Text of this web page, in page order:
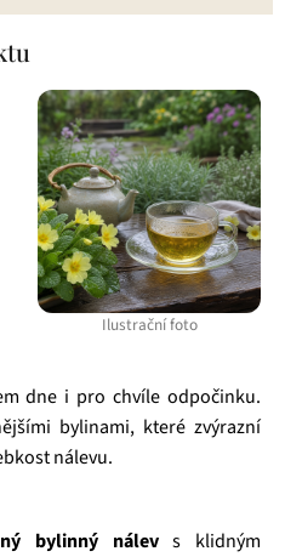
Ilustrační foto
dne i pro chvíle odpočinku.
bylinami, které zvýrazní
nálevu.
bylinný nálevs klidným